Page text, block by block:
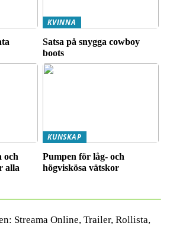
KVINNA
Satsa på snygga cowboy
boots
och
alla
KUNSKAP
Pumpen för låg- och
högviskösa vätskor
Streama Online, Trailer, Rollista,